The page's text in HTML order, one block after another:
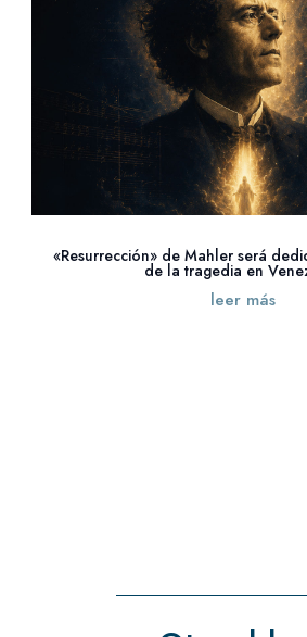
«Resurrección» de Mahler será
de la tragedia en
leer más